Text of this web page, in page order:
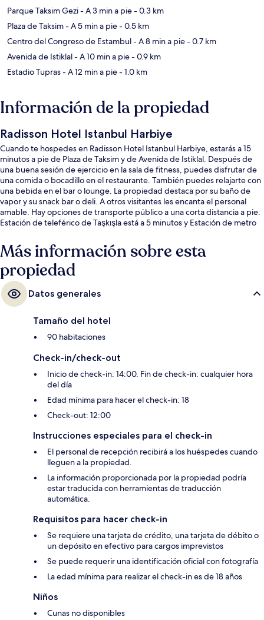
Parque Taksim Gezi- A 3 min a pie- 0.3 km
Plaza de Taksim- A 5 min a pie- 0.5 km
Centro del Congreso de Estambul- A 8 min a pie- 0.7 km
Avenida de Istiklal- A 10 min a pie- 0.9 km
Estadio Tupras- A 12 min a pie- 1.0 km
Información de la propiedad
Radisson Hotel Istanbul Harbiye
Cuando te hospedes en Radisson Hotel Istanbul Harbiye, estarás a 15
minutos a pie de Plaza de Taksim y de Avenida de Istiklal. Después de
una buena sesión de ejercicio en la sala de fitness, puedes disfrutar de
una comida o bocadillo en el restaurante. También puedes relajarte con
una bebida en el bar o lounge. La propiedad destaca por su baño de
vapor y su snack bar o deli. A otros visitantes les encanta el personal
amable. Hay opciones de transporte público a una corta distancia a pie:
Estación de teleférico de Taşkışla está a 5 minutos y Estación de metro
Más información sobre esta
propiedad
Datos generales
Tamaño del hotel
90 habitaciones
Check-in/check-out
Inicio de check-in: 14:00. Fin de check-in: cualquier hora
del día
Edad mínima para hacer el check-in: 18
Check-out: 12:00
Instrucciones especiales para el check-in
El personal de recepción recibirá a los huéspedes cuando
lleguen a la propiedad.
La información proporcionada por la propiedad podría
estar traducida con herramientas de traducción
automática.
Requisitos para hacer check-in
Se requiere una tarjeta de crédito, una tarjeta de débito o
un depósito en efectivo para cargos imprevistos
Se puede requerir una identificación oficial con fotografía
La edad mínima para realizar el check-in es de 18 años
Niños
Cunas no disponibles